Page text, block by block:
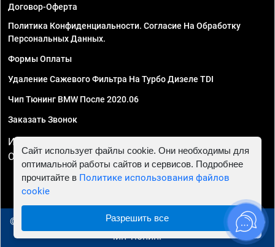
Договор-Оферта
Политика Конфиденциальности. Согласие На Обработку
Персональных Данных.
Формы Оплаты
Удаление Сажевого Фильтра На Турбо Дизеле TDI
Чип Тюнинг BMW После 2020.06
Заказать Звонок
ИП Смирнов Георгий Павлович. ИНН 781302555843,
ОГРНИП 324470400032610
© 2010 - 2026 Чип тюнинг в Вологде - Автосервис "Евро
Чип Тюнинг"
Сайт использует файлы cookie. Они необходимы для
оптимальной работы сайтов и сервисов. Подробнее
прочитайте в Политике использования файлов
cookie
Разрешить все